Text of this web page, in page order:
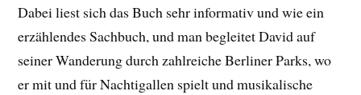
Dabei liest sich das Buch sehr informativ und wie ein
erzählendes Sachbuch, und man begleitet David auf
seiner Wanderung durch zahlreiche Berliner Parks, wo
er mit und für Nachtigallen spielt und musikalische